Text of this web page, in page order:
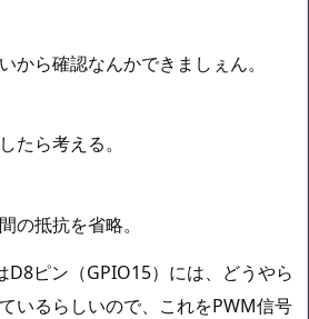
から確認なんかできましぇん。
たら考える。
の抵抗を省略。
ピン（GPIO15）には、どうやら
いるらしいので、これをPWM信号